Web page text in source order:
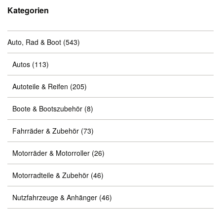
Kategorien
Auto, Rad & Boot (543)
Autos (113)
Autoteile & Reifen (205)
Boote & Bootszubehör (8)
Fahrräder & Zubehör (73)
Motorräder & Motorroller (26)
Motorradteile & Zubehör (46)
Nutzfahrzeuge & Anhänger (46)